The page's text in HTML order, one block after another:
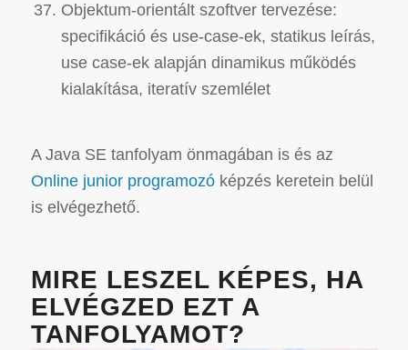
Objektum-orientált szoftver tervezése:
specifikáció és use-case-ek, statikus leírás,
use case-ek alapján dinamikus működés
kialakítása, iteratív szemlélet
A Java SE tanfolyam önmagában is és az
Online junior programozóképzés keretein belül
is elvégezhető.
MIRE LESZEL KÉPES, HA
ELVÉGZED EZT A
TANFOLYAMOT?